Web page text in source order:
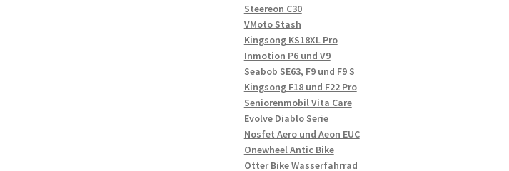
Steereon C30
VMoto Stash
Kingsong KS18XL Pro
Inmotion P6 und V9
Seabob SE63, F9 und F9 S
Kingsong F18 und F22 Pro
Seniorenmobil Vita Care
Evolve Diablo Serie
Nosfet Aero und Aeon EUC
Onewheel Antic Bike
Otter Bike Wasserfahrrad